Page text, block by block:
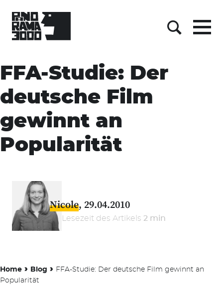
content
Menu
FFA-Studie: Der
deutsche Film
gewinnt an
Popularität
Nicole 29.04.2010
Lesezeit des Artikels 2 min
Home › Blog › FFA-Studie: Der deutsche Film gewinnt an
Popularität